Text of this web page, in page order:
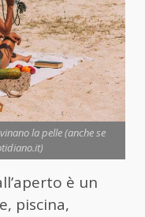
la pelle (anche se
è un
piscina,